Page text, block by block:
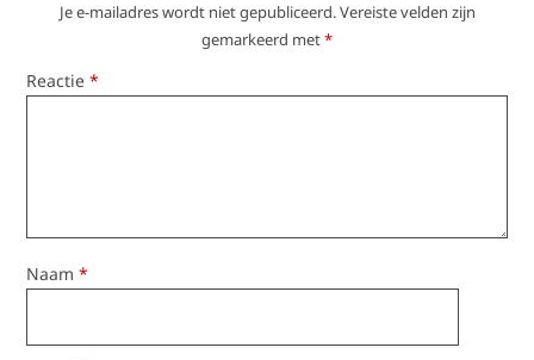
Je e-mailadres wordt niet gepubliceerd.Vereiste velden zijn
gemarkeerd met*
Reactie*
Naam*